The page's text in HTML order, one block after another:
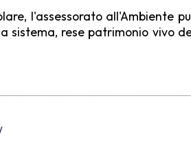
l'assessorato all'Ambiente
sistema, rese patrimonio vivo